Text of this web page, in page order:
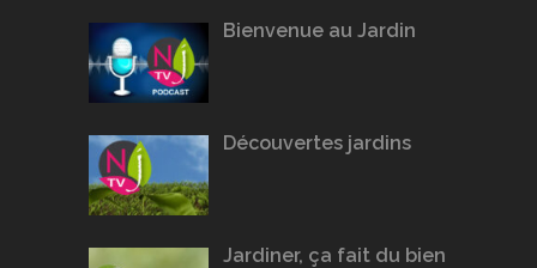
Bienvenue au Jardin
Découvertes jardins
Jardiner, ça fait du bien